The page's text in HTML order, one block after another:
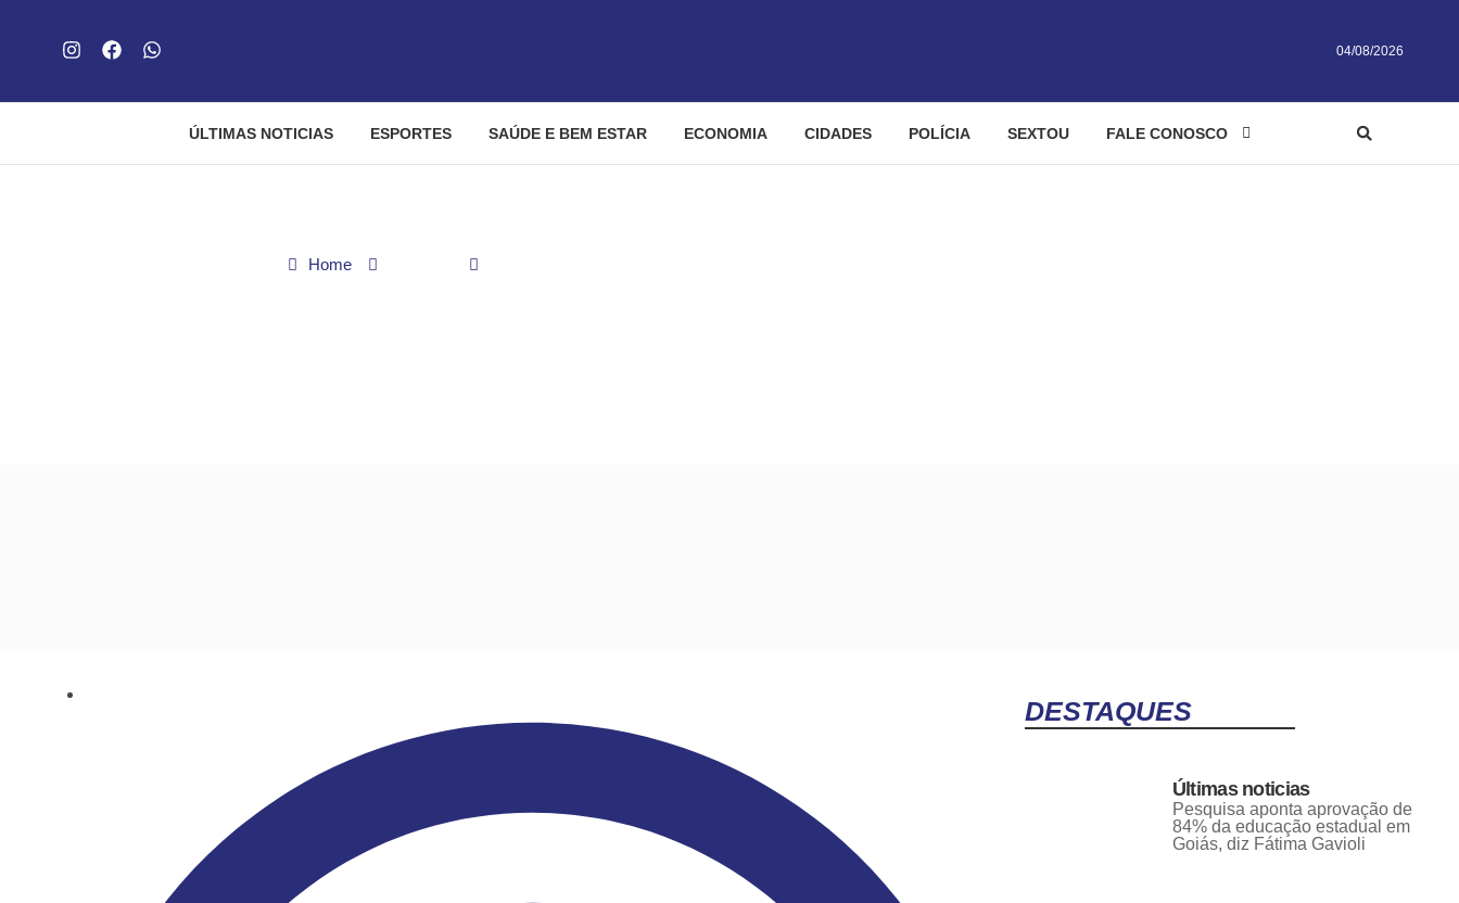
04/08/2026
ÚLTIMAS NOTICIAS ESPORTES SAÚDE E BEM ESTAR ECONOMIA CIDADES POLÍCIA SEXTOU FALE CONOSCO
Home
DESTAQUES
Últimas noticias
Pesquisa aponta aprovação de
84% da educação estadual em
Goiás, diz Fátima Gavioli